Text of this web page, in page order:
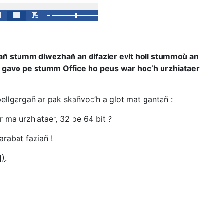
stumm diwezhañ an difazier evit holl stummoù an
pe stumm Office ho peus war hoc’h urzhiataer
ar pak skañvoc’h a glot mat gantañ :
ma urzhiataer, 32 pe 64 bit ?
faziañ !
.